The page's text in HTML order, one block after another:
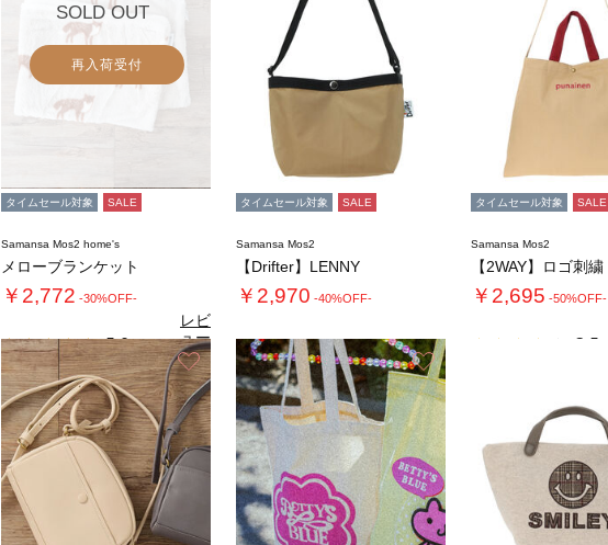
SOLD OUT
再入荷受付
タイムセール対象 SALE
Samansa Mos2 home's
メローブランケット
￥2,772 -30%OFF-
5.0（4）
レビ
ュー
を見
る
タイムセール対象 SALE
Samansa Mos2
【Drifter】LENNY
￥2,970 -40%OFF-
タイムセール対象 SALE
Samansa Mos2
￥2,695 -50%OFF-
3.5
お気に入り お気に入り